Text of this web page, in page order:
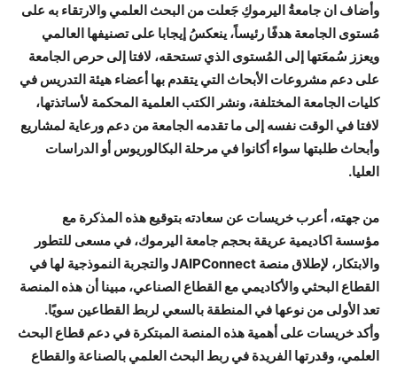
وأضاف ان جامعةُ اليرموكِ جَعلت من البحث العلمي والارتقاء به على
مُستوى الجامعة هدفًا رئيساً، ينعكسُ إيجابا على تصنيفها العالمي
ويعزز سُمعَتها إلى المُستوى الذي تستحقه، لافتا إلى حرص الجامعة
على دعم مشروعات الأبحاث التي يتقدم بها أعضاء هيئة التدريس في
كليات الجامعة المختلفة، ونشر الكتب العلمية المحكمة لأساتذتها،
لافتا في الوقت نفسه إلى ما تقدمه الجامعة من دعم ورعاية لمشاريع
وأبحاث طلبتها سواء أكانوا في مرحلة البكالوريوس أو الدراسات
العليا.
من جهته، أعرب خريسات عن سعادته بتوقيع هذه المذكرة مع
مؤسسة اكاديمية عريقة بحجم جامعة اليرموك، في مسعى للتطور
والابتكار، لإطلاق منصة JAIPConnect والتجربة النموذجية لها في
القطاع البحثي والأكاديمي مع القطاع الصناعي، مبينا أن هذه المنصة
تعد الأولى من نوعها في المنطقة بالسعي لربط القطاعين سويًا.
وأكد خريسات على أهمية هذه المنصة المبتكرة في دعم قطاع البحث
العلمي، وقدرتها الفريدة في ربط البحث العلمي بالصناعة والقطاع